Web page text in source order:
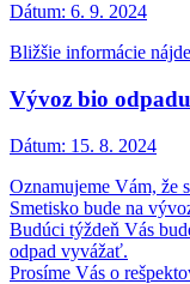
Dátum: 6. 9. 2024
Bližšie informácie
Vývoz bio
Dátum: 15. 8. 2024
Oznamujeme Vám, že
Smetisko bude na
Budúci týždeň Vás
odpad vyvážať.
Prosíme Vás o